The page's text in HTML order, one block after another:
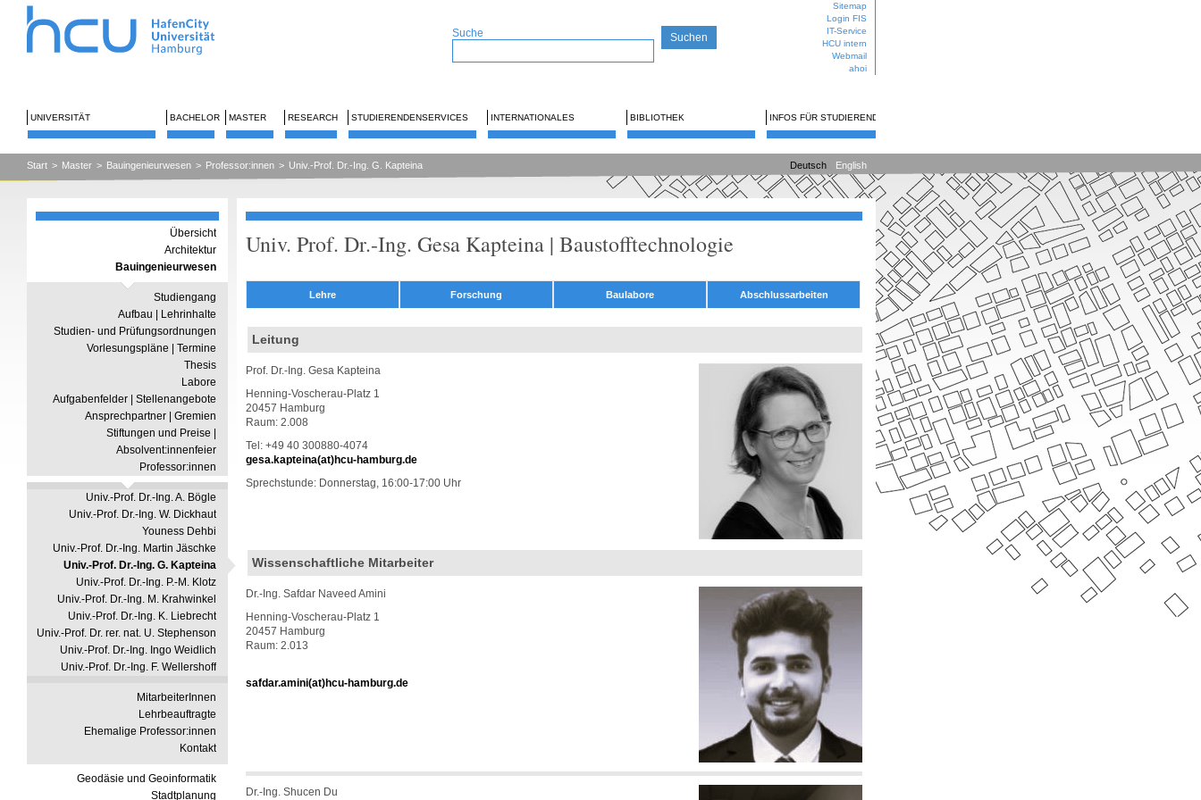
Suche
Sitemap
Login FIS
IT-Service
HCU intern
Webmail
ahoi
UNIVERSITÄT BACHELOR MASTER RESEARCH STUDIERENDENSERVICES INTERNATIONALES BIBLIOTHEK INFOS FÜR STUDIERENDE
Start > Master > Bauingenieurwesen > Professor:innen > Univ.-Prof. Dr.-Ing. G. Kapteina Deutsch English
Übersicht
Architektur
Bauingenieurwesen
Studiengang
Aufbau | Lehrinhalte
Studien- und Prüfungsordnungen
Vorlesungspläne | Termine
Thesis
Labore
Aufgabenfelder | Stellenangebote
Ansprechpartner | Gremien
Stiftungen und Preise |
Absolvent:innenfeier
Professor:innen
Univ.-Prof. Dr.-Ing. A. Bögle
Univ.-Prof. Dr.-Ing. W. Dickhaut
Youness Dehbi
Univ.-Prof. Dr.-Ing. Martin Jäschke
Univ.-Prof. Dr.-Ing. G. Kapteina
Univ.-Prof. Dr.-Ing. P.-M. Klotz
Univ.-Prof. Dr.-Ing. M. Krahwinkel
Univ.-Prof. Dr.-Ing. K. Liebrecht
Univ.-Prof. Dr. rer. nat. U. Stephenson
Univ.-Prof. Dr.-Ing. Ingo Weidlich
Univ.-Prof. Dr.-Ing. F. Wellershoff
MitarbeiterInnen
Lehrbeauftragte
Ehemalige Professor:innen
Kontakt
Geodäsie und Geoinformatik
Stadtplanung
Univ. Prof. Dr.-Ing. Gesa Kapteina | Baustofftechnologie
Lehre Forschung Baulabore Abschlussarbeiten
Leitung
Prof. Dr.-Ing. Gesa Kapteina
Henning-Voscherau-Platz 1
20457 Hamburg
Raum: 2.008
Tel: +49 40 300880-4074
gesa.kapteina(at)hcu-hamburg.de
Sprechstunde: Donnerstag, 16:00-17:00 Uhr
Wissenschaftliche Mitarbeiter
Dr.-Ing. Safdar Naveed Amini
Henning-Voscherau-Platz 1
20457 Hamburg
Raum: 2.013
safdar.amini(at)hcu-hamburg.de
Dr.-Ing. Shucen Du